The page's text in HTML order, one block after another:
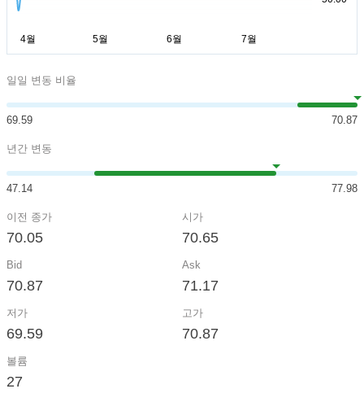
일일 변동 비율
69.59 70.87
년간 변동
47.14 77.98
이전 종가
70.05
시가
70.65
Bid
70.87
Ask
71.17
저가
69.59
고가
70.87
볼륨
27